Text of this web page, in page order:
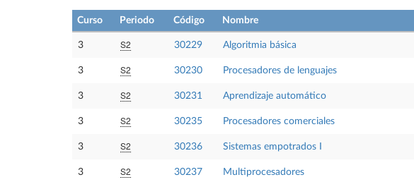
Curso Periodo Código Nombre
3 S2 30229 Algoritmia básica
3 S2 30230 Procesadores de lenguajes
3 S2 30231 Aprendizaje automático
3 S2 30235 Procesadores comerciales
3 S2 30236 Sistemas empotrados I
3 S2 30237 Multiprocesadores